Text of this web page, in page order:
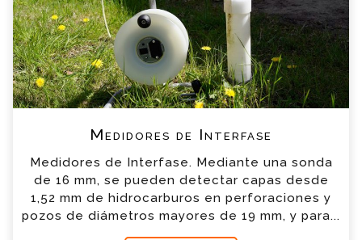
Medidores de Interfase
Medidores de Interfase. Mediante una sonda
de 16 mm, se pueden detectar capas desde
1,52 mm de hidrocarburos en perforaciones y
pozos de diámetros mayores de 19 mm, y para...
Nombre
*
Email
*
Teléfono
*
Empresa
*
Mensaje